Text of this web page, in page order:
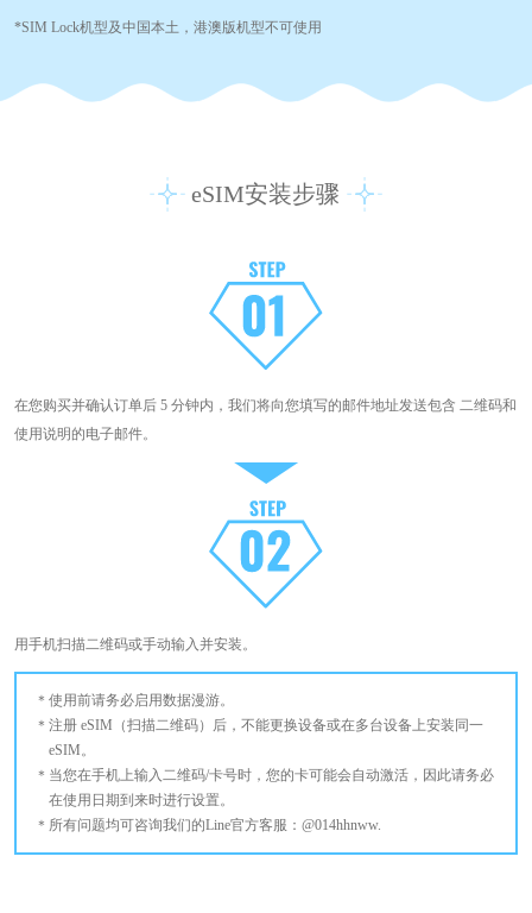
*SIM Lock机型及中国本土，港澳版机型不可使用
eSIM安装步骤
在您购买并确认订单后 5 分钟内，我们将向您填写的邮件地址发送包含 二维码和
使用说明的电子邮件。
用手机扫描二维码或手动输入并安装。
使用前请务必启用数据漫游。
注册 eSIM（扫描二维码）后，不能更换设备或在多台设备上安装同一
eSIM。
当您在手机上输入二维码/卡号时，您的卡可能会自动激活，因此请务必
在使用日期到来时进行设置。
所有问题均可咨询我们的Line官方客服：@014hhnww.